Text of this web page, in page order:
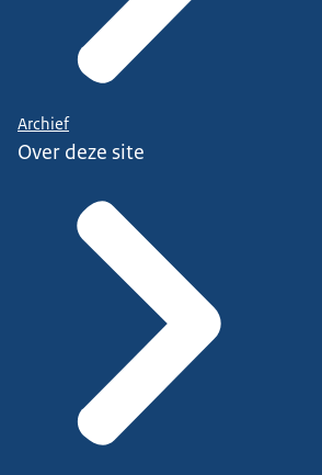
Archief
Over deze site